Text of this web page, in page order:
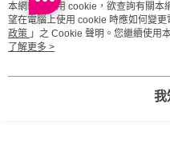
熱門標籤
熱銷排行
本網站中使用 cookie，欲查詢有關本
望在電腦上使用 cookie 時應如何變
政策 」之 Cookie 聲明。您繼續使用
條款之 Cookie 聲明使用 cookie。
了解更多 >
我